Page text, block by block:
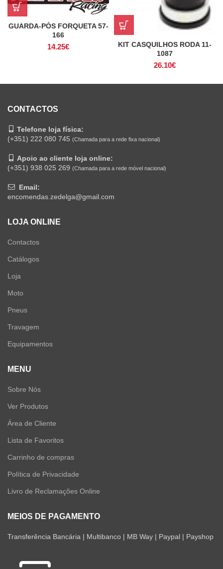
GUARDA-PÓS FORQUETA 57-
166
14.25€
KIT CASQUILHOS RODA 11-
1087
26.10€
CONTACTOS
Telefone loja física:
(+351) 222 080 745 (Chamada para a rede fixa nacional)
Apoio ao cliente loja online:
(+351) 938 025 269 (Chamada para a rede móvel nacional)
Email:
encomendas.zedelga@gmail.com
LOJA ONLINE
Contactos
Catálogos
Loja
Moto
Pneus
Travagem
Equipamentos
MENU
Sobre Nós
Ver Produtos
Área de Cliente
Lista de Favoritos
Carrinho de compras
Política de Privacidade
Livro de Reclamações Online
MEIOS DE PAGAMENTO
Transferência Bancária | Multibanco | MB Way | Paypal | Payshop